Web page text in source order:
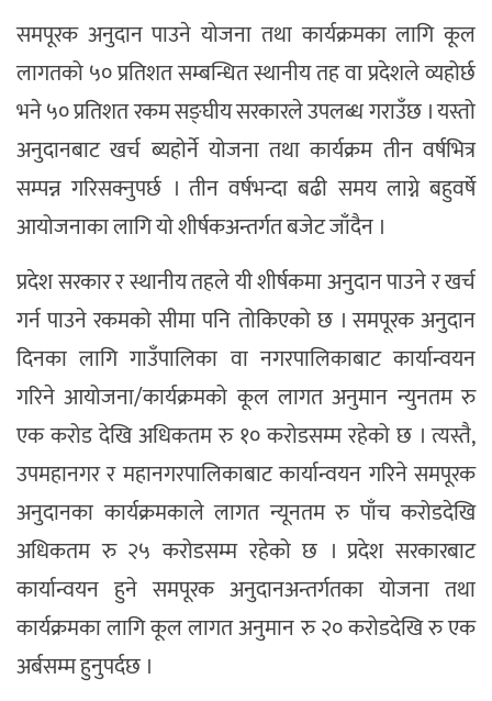
समपूरक अनुदान पाउने योजना तथा कार्यक्रमका लागि कूल
लागतको ५० प्रतिशत सम्बन्धित स्थानीय तह वा प्रदेशले व्यहोर्छ
भने ५० प्रतिशत रकम सङ्घीय सरकारले उपलब्ध गराउँछ । यस्तो
अनुदानबाट खर्च ब्यहोर्ने योजना तथा कार्यक्रम तीन वर्षभित्र
सम्पन्न गरिसक्नुपर्छ । तीन वर्षभन्दा बढी समय लाग्ने बहुवर्षे
आयोजनाका लागि यो शीर्षकअन्तर्गत बजेट जाँदैन ।
प्रदेश सरकार र स्थानीय तहले यी शीर्षकमा अनुदान पाउने र खर्च
गर्न पाउने रकमको सीमा पनि तोकिएको छ । समपूरक अनुदान
दिनका लागि गाउँपालिका वा नगरपालिकाबाट कार्यान्वयन
गरिने आयोजना/कार्यक्रमको कूल लागत अनुमान न्युनतम रु
एक करोड देखि अधिकतम रु १० करोडसम्म रहेको छ । त्यस्तै,
उपमहानगर र महानगरपालिकाबाट कार्यान्वयन गरिने समपूरक
अनुदानका कार्यक्रमकाले लागत न्यूनतम रु पाँच करोडदेखि
अधिकतम रु २५ करोडसम्म रहेको छ । प्रदेश सरकारबाट
कार्यान्वयन हुने समपूरक अनुदानअन्तर्गतका योजना तथा
कार्यक्रमका लागि कूल लागत अनुमान रु २० करोडदेखि रु एक
अर्बसम्म हुनुपर्दछ ।